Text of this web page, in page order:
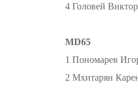
4 Головей
MD65
1 Пономарев
2 Мхитарян